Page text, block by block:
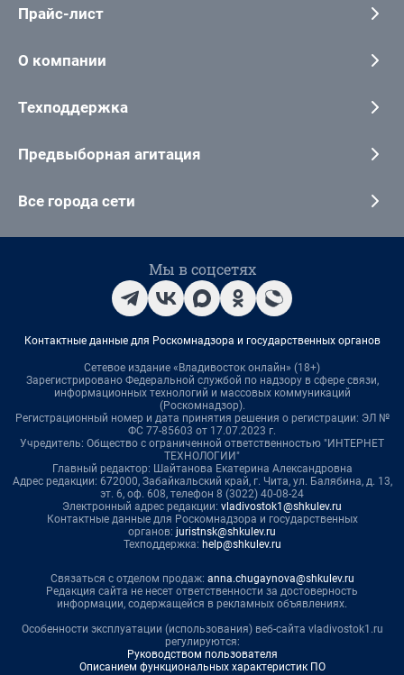
Прайс-лист
О компании
Техподдержка
Предвыборная агитация
Все города сети
Мы в соцсетях
Контактные данные для Роскомнадзора и государственных органов
Сетевое издание «Владивосток онлайн» (18+)
Зарегистрировано Федеральной службой по надзору в сфере связи,
информационных технологий и массовых коммуникаций
(Роскомнадзор).
Регистрационный номер и дата принятия решения о регистрации: ЭЛ №
ФС 77-85603 от 17.07.2023 г.
Учредитель: Общество с ограниченной ответственностью "ИНТЕРНЕТ
ТЕХНОЛОГИИ"
Главный редактор: Шайтанова Екатерина Александровна
Адрес редакции: 672000, Забайкальский край, г. Чита, ул. Балябина, д. 13,
эт. 6, оф. 608, телефон 8 (3022) 40-08-24
Электронный адрес редакции: vladivostok1@shkulev.ru
Контактные данные для Роскомнадзора и государственных
органов: juristnsk@shkulev.ru
Техподдержка: help@shkulev.ru
Связаться с отделом продаж: anna.chugaynova@shkulev.ru
Редакция сайта не несет ответственности за достоверность
информации, содержащейся в рекламных объявлениях.
Особенности эксплуатации (использования) веб-сайта vladivostok1.ru
регулируются:
Руководством пользователя
Описанием функциональных характеристик ПО